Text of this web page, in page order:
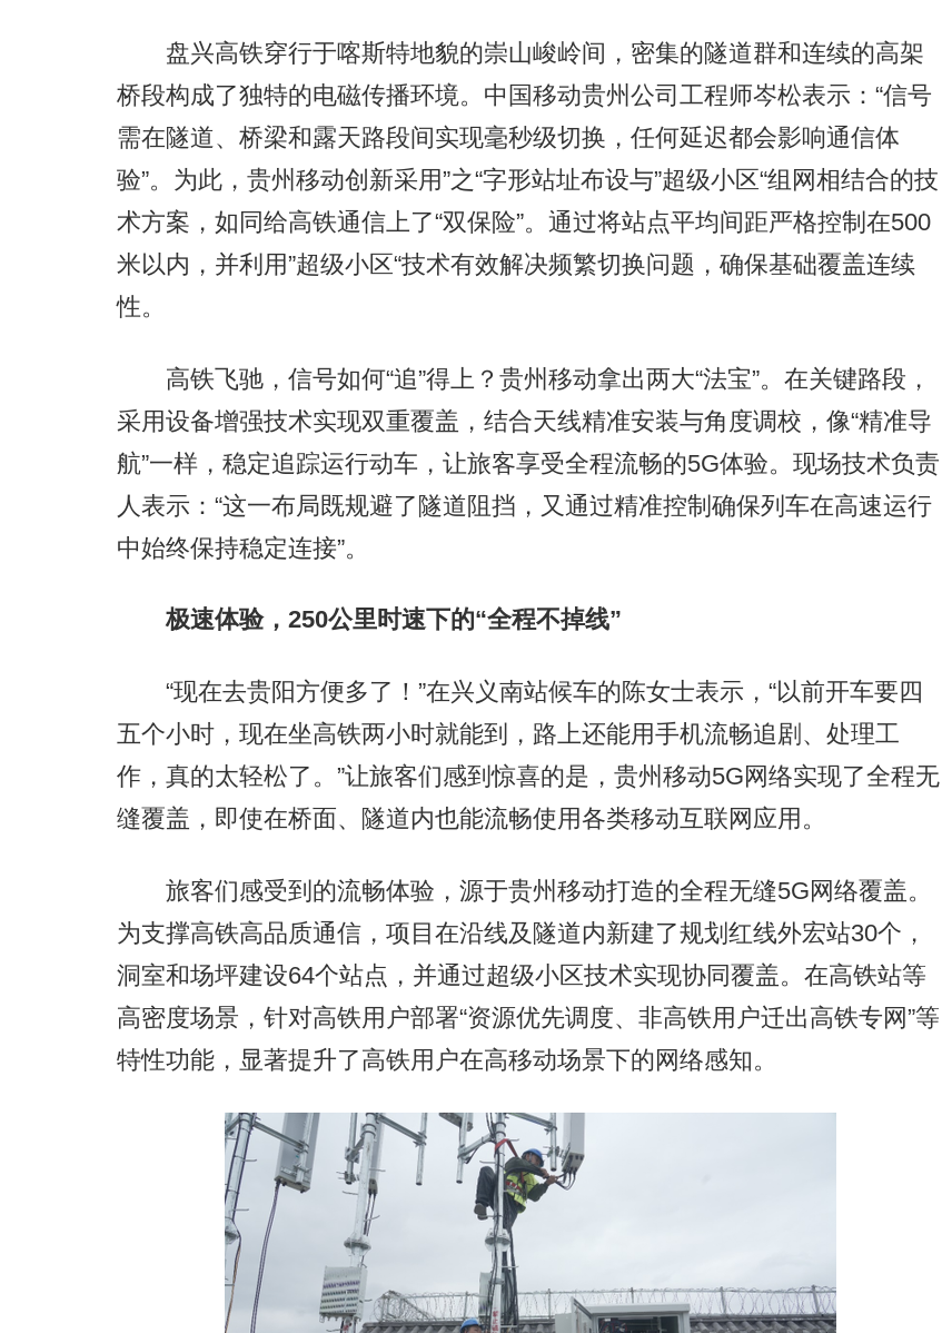
盘兴高铁穿行于喀斯特地貌的崇山峻岭间，密集的隧道群和连续的高架
桥段构成了独特的电磁传播环境。中国移动贵州公司工程师岑松表示：“信号
需在隧道、桥梁和露天路段间实现毫秒级切换，任何延迟都会影响通信体
验”。为此，贵州移动创新采用”之“字形站址布设与”超级小区“组网相结合的技
术方案，如同给高铁通信上了“双保险”。通过将站点平均间距严格控制在500
米以内，并利用”超级小区“技术有效解决频繁切换问题，确保基础覆盖连续
性。
高铁飞驰，信号如何“追”得上？贵州移动拿出两大“法宝”。在关键路段，
采用设备增强技术实现双重覆盖，结合天线精准安装与角度调校，像“精准导
航”一样，稳定追踪运行动车，让旅客享受全程流畅的5G体验。现场技术负责
人表示：“这一布局既规避了隧道阻挡，又通过精准控制确保列车在高速运行
中始终保持稳定连接”。
极速体验，250公里时速下的“全程不掉线”
“现在去贵阳方便多了！”在兴义南站候车的陈女士表示，“以前开车要四
五个小时，现在坐高铁两小时就能到，路上还能用手机流畅追剧、处理工
作，真的太轻松了。”让旅客们感到惊喜的是，贵州移动5G网络实现了全程无
缝覆盖，即使在桥面、隧道内也能流畅使用各类移动互联网应用。
旅客们感受到的流畅体验，源于贵州移动打造的全程无缝5G网络覆盖。
为支撑高铁高品质通信，项目在沿线及隧道内新建了规划红线外宏站30个，
洞室和场坪建设64个站点，并通过超级小区技术实现协同覆盖。在高铁站等
高密度场景，针对高铁用户部署“资源优先调度、非高铁用户迁出高铁专网”等
特性功能，显著提升了高铁用户在高移动场景下的网络感知。